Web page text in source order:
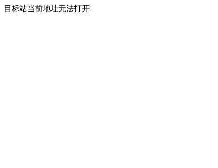
目标站当前地址无法打开!